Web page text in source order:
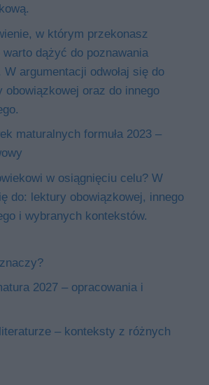
w którym przekonasz
dążyć do poznawania
argumentacji odwołaj się do
obowiązkowej oraz do innego
maturalnych formuła 2023 –
w osiągnięciu celu? W
do: lektury obowiązkowej, innego
i wybranych kontekstów.
2027 – opracowania i
– konteksty z różnych